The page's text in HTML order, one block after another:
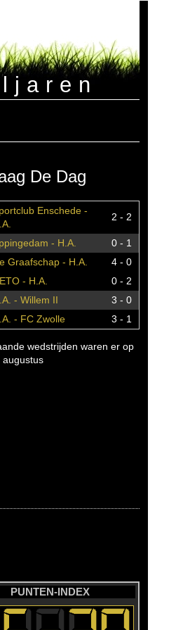
De Dag
Enschede -
2 - 2
- H.A.
0 - 1
Graafschap - H.A.
4 - 0
- H.A.
0 - 2
- Willem II
3 - 0
- FC Zwolle 3 - 1
wedstrijden waren er op
augustus
PUNTEN-INDEX